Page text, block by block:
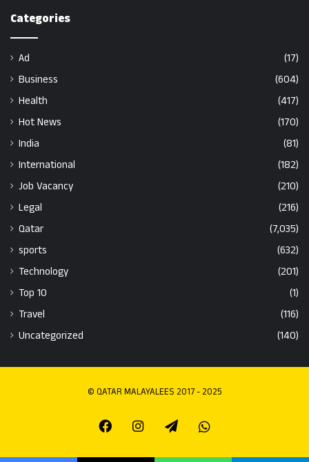
Categories
Ad
(17)
Business
(604)
Health
(417)
Hot News
(170)
India
(81)
International
(182)
Job Vacancy
(210)
Legal
(216)
Qatar
(7,035)
sports
(632)
Technology
(201)
Top 10
(1)
Travel
(116)
Uncategorized
(140)
© QATAR MALAYALEES 2017 - 2025
FacebookInstagramTelegramWhatsapp